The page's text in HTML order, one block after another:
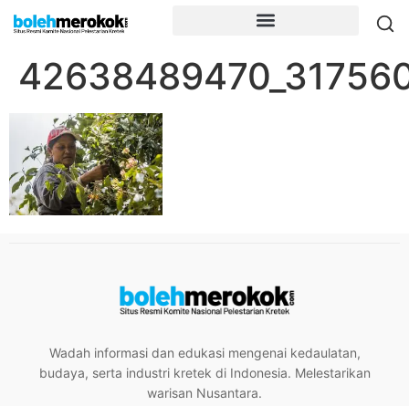
Wadah informasi dan edukasi mengenai kedaulatan,
budaya, serta industri kretek di Indonesia. Melestarikan
warisan Nusantara.